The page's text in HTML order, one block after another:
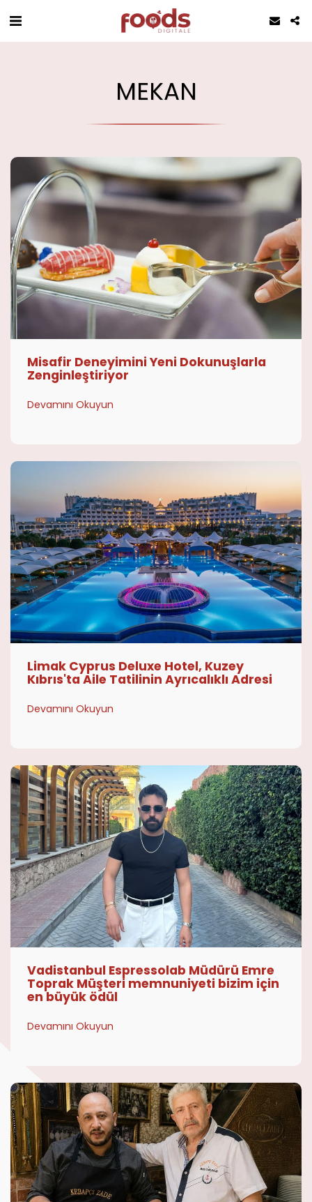
MEKAN
Misafir Deneyimini Yeni Dokunuşlarla
Zenginleştiriyor
Devamını Okuyun
Limak Cyprus Deluxe Hotel, Kuzey
Kıbrıs'ta Aile Tatilinin Ayrıcalıklı Adresi
Devamını Okuyun
Vadistanbul Espressolab Müdürü Emre
Toprak Müşteri memnuniyeti bizim için
en büyük ödül
Devamını Okuyun